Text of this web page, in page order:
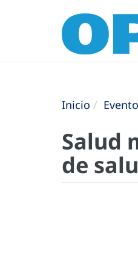
Inicio
Salud
de